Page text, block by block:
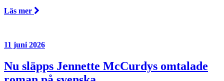
Läs mer
11 juni 2026
Nu släpps Jennette McCurdys omtalade